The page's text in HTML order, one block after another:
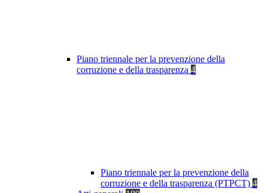
Piano triennale per la prevenzione della
corruzione e della trasparenza 4
Piano triennale per la prevenzione della
corruzione e della trasparenza (PTPCT) 4